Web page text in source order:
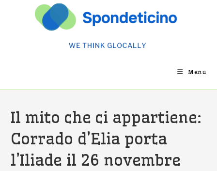
Menu
Il mito che ci appartiene:
Corrado d’Elia porta
l’Iliade il 26 novembre